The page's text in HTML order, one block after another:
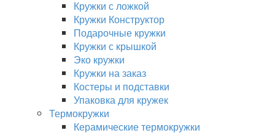
Кружки с ложкой
Кружки Конструктор
Подарочные кружки
Кружки с крышкой
Эко кружки
Кружки на заказ
Костеры и подставки
Упаковка для кружек
Термокружки
Керамические термокружки